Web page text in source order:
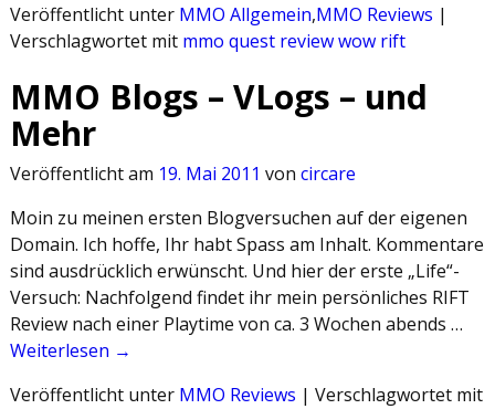
Veröffentlicht unter MMO Allgemein,MMO Reviews |
Verschlagwortet mit mmo quest review wow rift
MMO Blogs – VLogs – und
Mehr
Veröffentlicht am 19. Mai 2011 von circare
Moin zu meinen ersten Blogversuchen auf der eigenen
Domain. Ich hoffe, Ihr habt Spass am Inhalt. Kommentare
sind ausdrücklich erwünscht. Und hier der erste „Life“-
Versuch: Nachfolgend findet ihr mein persönliches RIFT
Review nach einer Playtime von ca. 3 Wochen abends …
Weiterlesen →
Veröffentlicht unter MMO Reviews | Verschlagwortet mit